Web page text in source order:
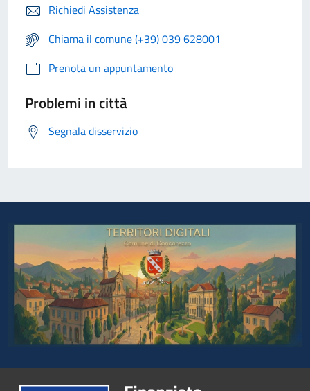
Richiedi Assistenza
Chiama il comune (+39) 039 628001
Prenota un appuntamento
Problemi in città
Segnala disservizio